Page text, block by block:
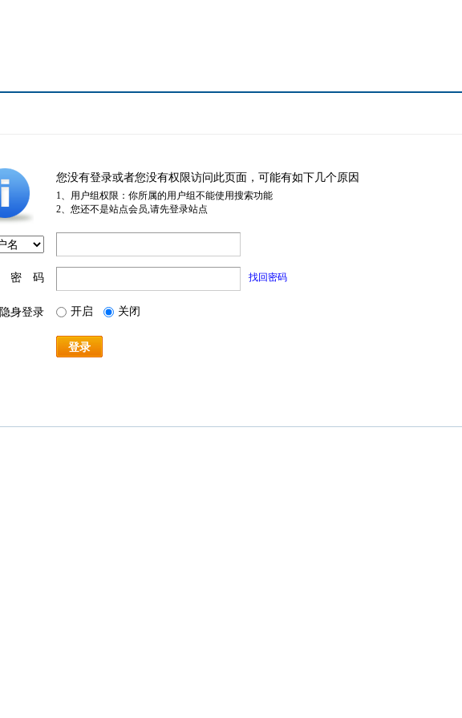
您没有登录或者您没有权限访问此页面，可能有如下几个原因
1、用户组权限：你所属的用户组不能使用搜索功能
2、您还不是站点会员,请先登录站点
密 码 找回密码
隐身登录 开启 关闭
登录